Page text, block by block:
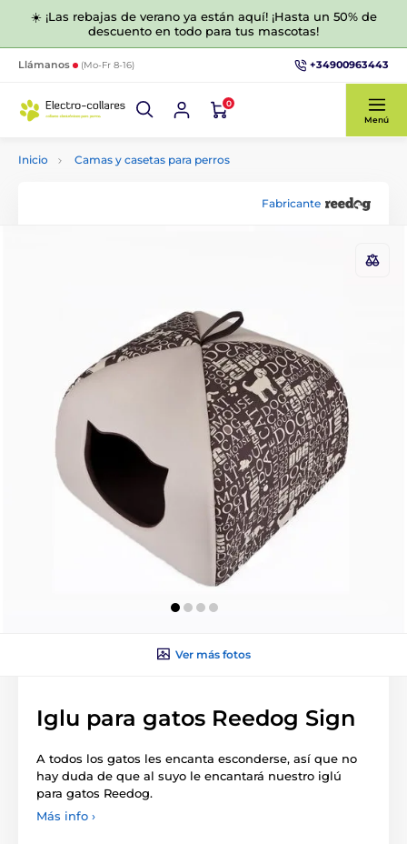
☀️ ¡Las rebajas de verano ya están aquí! ¡Hasta un 50% de
descuento en todo para tus mascotas!
Llámanos (Mo-Fr 8-16) +34900963443
0
Menú
Inicio Camas y casetas para perros
Fabricante
Ver más fotos
Iglu para gatos Reedog Sign
A todos los gatos les encanta esconderse, así que no
hay duda de que al suyo le encantará nuestro iglú
para gatos Reedog.
Más info ›